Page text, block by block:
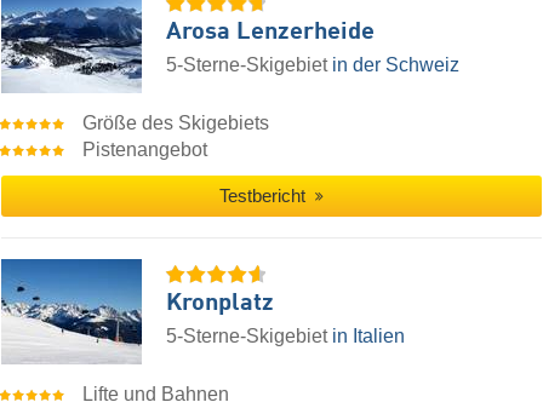
Arosa Lenzerheide
5-Sterne-Skigebiet in der Schweiz
Größe des Skigebiets
Pistenangebot
Testbericht
Kronplatz
5-Sterne-Skigebiet in Italien
Lifte und Bahnen